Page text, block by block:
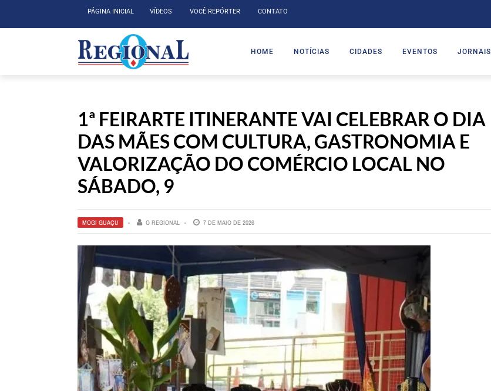
PÁGINA INICIAL VÍDEOS VOCÊ REPÓRTER CONTATO
HOME NOTÍCIAS CIDADES EVENTOS JORNAIS
1ª FEIRARTE ITINERANTE VAI CELEBRAR O DIA
DAS MÃES COM CULTURA, GASTRONOMIA E
VALORIZAÇÃO DO COMÉRCIO LOCAL NO
SÁBADO, 9
MOGI GUAÇU O REGIONAL 7 DE MAIO DE 2026